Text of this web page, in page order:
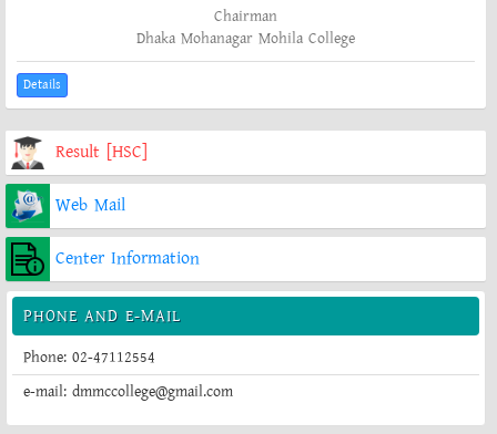
Chairman
Dhaka Mohanagar Mohila College
Details
Result [HSC]
Web Mail
Center Information
PHONE AND E-MAIL
Phone: 02-47112554
e-mail: dmmccollege@gmail.com